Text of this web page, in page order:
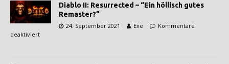
Diablo II: Resurrected – “Ein höllisch gutes
Remaster?”
24. September 2021 Exe
Kommentare
deaktiviert